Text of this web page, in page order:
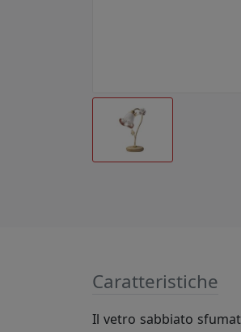
Caratteristiche
Il vetro sabbiato